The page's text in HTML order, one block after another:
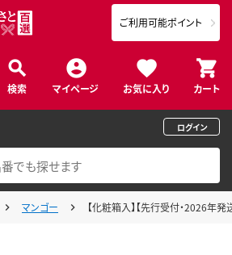
検索 マイページ お気に入り カート
ご利用可能ポイント
ログイン
マンゴー 【化粧箱入】【先行受付・2026